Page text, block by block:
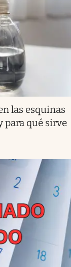
las esquinas
para qué sirve